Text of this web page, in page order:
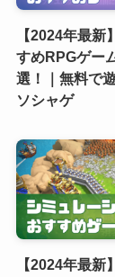
【2024年最新
すめRPGゲー
選！｜無料で
ソシャゲ
【2024年最新